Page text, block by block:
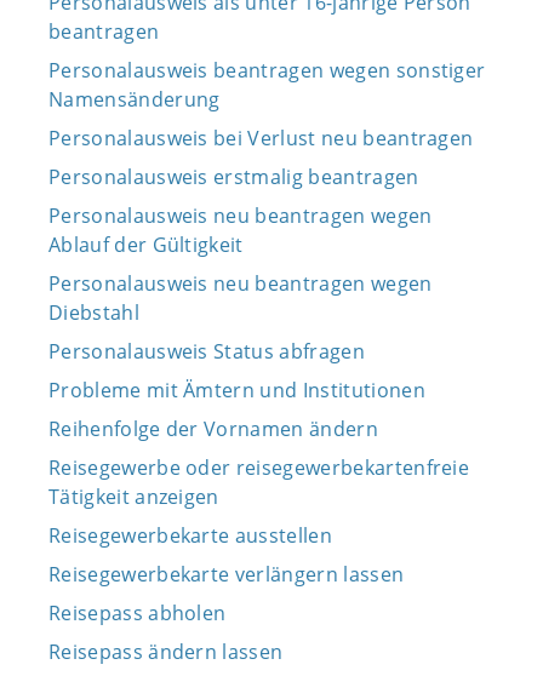
beantragen
Personalausweis beantragen wegen sonstiger
Namensänderung
Personalausweis bei Verlust neu beantragen
Personalausweis erstmalig beantragen
Personalausweis neu beantragen wegen
Ablauf der Gültigkeit
Personalausweis neu beantragen wegen
Diebstahl
Personalausweis Status abfragen
Probleme mit Ämtern und Institutionen
Reihenfolge der Vornamen ändern
Reisegewerbe oder reisegewerbekartenfreie
Tätigkeit anzeigen
Reisegewerbekarte ausstellen
Reisegewerbekarte verlängern lassen
Reisepass abholen
Reisepass ändern lassen